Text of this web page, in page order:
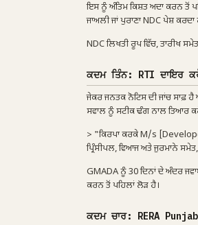
ਇਸ ਨੂੰ ਅੰਤਿਮ ਕਿਸ਼ਤ ਅਦਾ ਕਰਨ ਤੋਂ
ਜਾਅਲੀ ਜਾਂ ਪੁਰਾਣਾ NDC ਪੇਸ਼
NDC ਲਿਖਤੀ ਰੂਪ ਵਿੱਚ, ਤਾਰੀਖ
ਕਦਮ ਤਿੰਨ: RTI ਦਾਇਰ
ਜੇਕਰ ਜਨਤਕ ਨੋਟਿਸ ਦੀ ਜਾਂਚ ਸਾਫ਼
ਸਵਾਲ ਨੂੰ ਸਟੀਕ ਢੰਗ ਨਾਲ ਤਿਆਰ
> "ਕਿਰਪਾ ਕਰਕੇ M/s
ਪ੍ਰਿੰਸੀਪਲ, ਵਿਆਜ ਅਤੇ ਜੁਰਮਾਨੇ
GMADA ਨੂੰ 30 ਦਿਨਾਂ ਦੇ ਅੰਦਰ
ਕਰਨ ਤੋਂ ਪਹਿਲਾਂ ਲੋੜ ਹੈ।
ਕਦਮ ਚਾਰ: RERA